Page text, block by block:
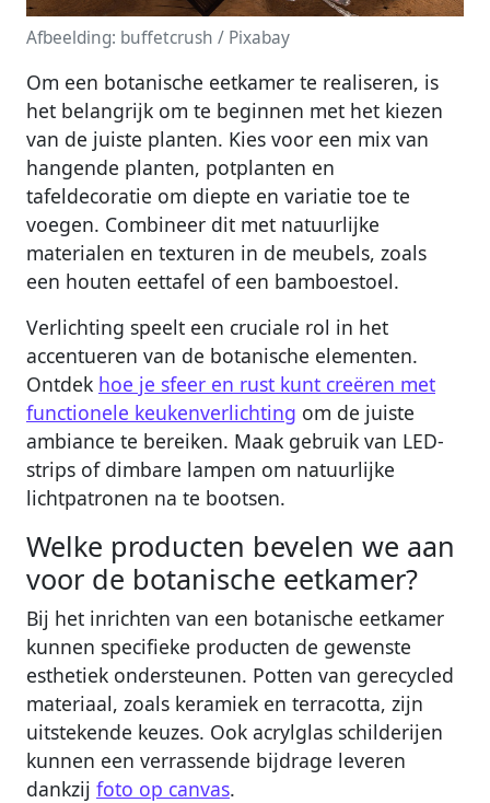
Afbeelding: buffetcrush / Pixabay
Om een botanische eetkamer te realiseren, is
het belangrijk om te beginnen met het kiezen
van de juiste planten. Kies voor een mix van
hangende planten, potplanten en
tafeldecoratie om diepte en variatie toe te
voegen. Combineer dit met natuurlijke
materialen en texturen in de meubels, zoals
een houten eettafel of een bamboestoel.
Verlichting speelt een cruciale rol in het
accentueren van de botanische elementen.
Ontdek hoe je sfeer en rust kunt creëren met
functionele keukenverlichting om de juiste
ambiance te bereiken. Maak gebruik van LED-
strips of dimbare lampen om natuurlijke
lichtpatronen na te bootsen.
Welke producten bevelen we aan
voor de botanische eetkamer?
Bij het inrichten van een botanische eetkamer
kunnen specifieke producten de gewenste
esthetiek ondersteunen. Potten van gerecycled
materiaal, zoals keramiek en terracotta, zijn
uitstekende keuzes. Ook acrylglas schilderijen
kunnen een verrassende bijdrage leveren
dankzij foto op canvas.